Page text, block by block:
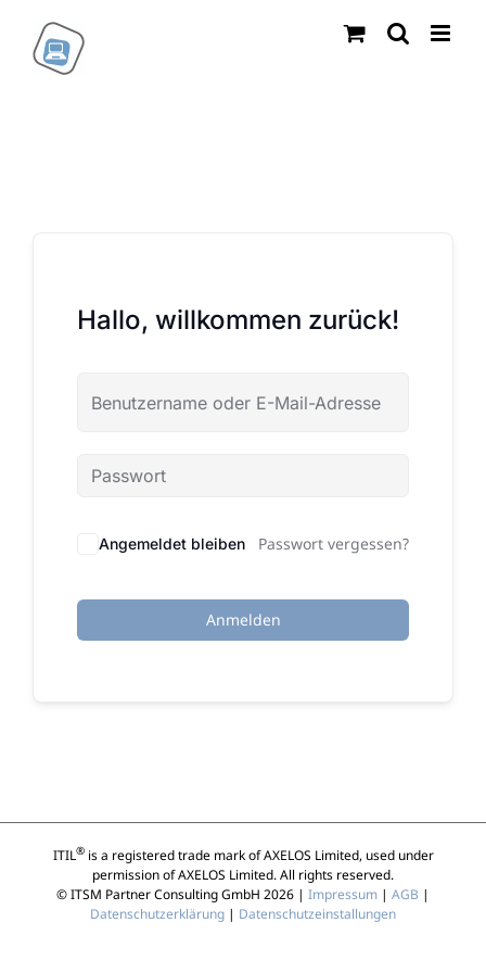
Inhalt
springen
Hallo, willkommen zurück!
Angemeldet bleiben Passwort vergessen?
Anmelden
ITIL®is a registered trade mark of AXELOS Limited, used under
permission of AXELOS Limited. All rights reserved.
© ITSM Partner Consulting GmbH 2026 | Impressum | AGB |
Datenschutzerklärung | Datenschutzeinstallungen